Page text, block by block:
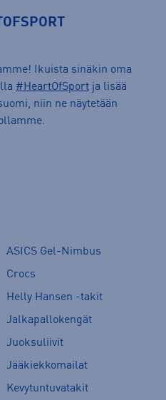
Ikuista sinäkin oma
#HeartOfSport ja lisää
niin ne näytetään
ASICS Gel-Nimbus
Crocs
Helly Hansen -takit
Jalkapallokengät
Juoksuliivit
Jääkiekkomailat
Kevytuntuvatakit